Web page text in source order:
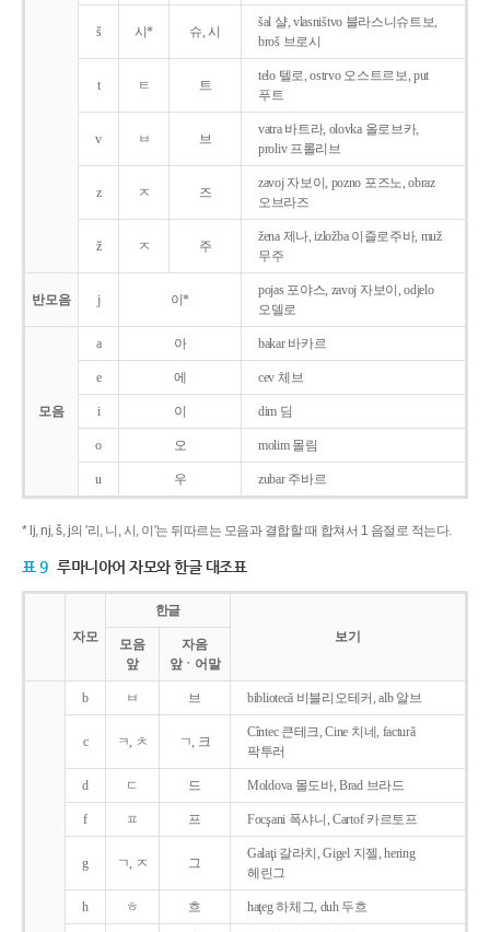
š 시* 슈, 시
šal 샬, vlasništvo 블라스니슈트보,
broš 브로시
t ㅌ 트
telo 텔로, ostrvo 오스트르보, put
푸트
v ㅂ 브
vatra 바트라, olovka 올로브카,
proliv 프롤리브
z ㅈ 즈
zavoj 자보이, pozno 포즈노, obraz
오브라즈
ž ㅈ 주
žena 제나, izložba 이즐로주바, muž
무주
반모음 j 이*
pojas 포야스, zavoj 자보이, odjelo
오델로
모음
a 아 bakar 바카르
e 에 cev 체브
i 이 dim 딤
o 오 molim 몰림
u 우 zubar 주바르
* lj, nj, š, j의 '리, 니, 시, 이'는 뒤따르는 모음과 결합할 때 합쳐서 1 음절로 적는다.
표 9 루마니아어 자모와 한글 대조표
자모
한글
보기
모음
앞
자음
앞ㆍ어말
b ㅂ 브 bibliotecǎ 비블리오테커, alb 알브
c ㅋ, ㅊ ㄱ, 크
Cîntec 큰테크, Cine 치네, facturǎ
팍투러
d ㄷ 드 Moldova 몰도바, Brad 브라드
f ㅍ 프 Focşani 폭샤니, Cartof 카르토프
g ㄱ, ㅈ 그
Galaţi 갈라치, Gigel 지젤, hering
헤린그
h ㅎ 흐 haţeg 하체그, duh 두흐